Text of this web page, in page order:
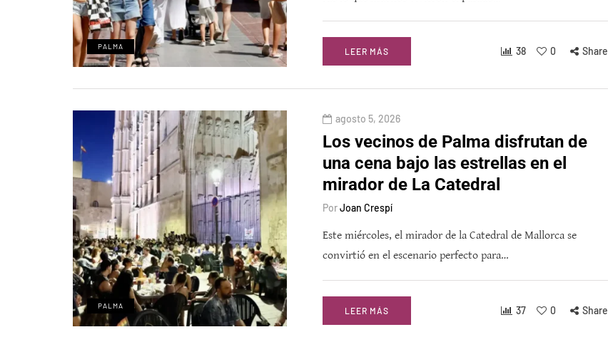
PALMA LEER MÁS 38 0 Share
PALMA
agosto 5, 2026
Los vecinos de Palma disfrutan de
una cena bajo las estrellas en el
mirador de La Catedral
PorJoan Crespí
Este miércoles, el mirador de la Catedral de Mallorca se
convirtió en el escenario perfecto para…
LEER MÁS 37 0 Share